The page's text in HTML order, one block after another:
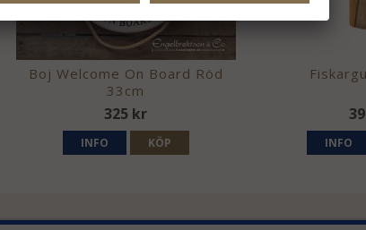
Boj Welcome On Board Röd
33cm
325 kr
INFO KÖP INFO